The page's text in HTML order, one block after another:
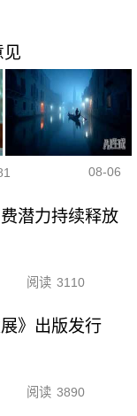
见
08-06
潜力持续释放
阅读 3110
》出版发行
阅读 3890